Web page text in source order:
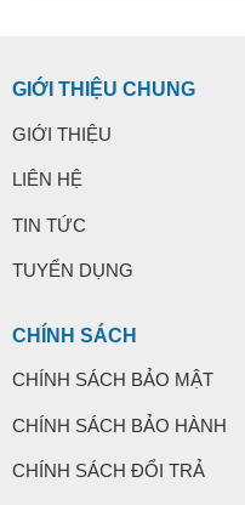
GIỚI THIỆU CHUNG
GIỚI THIỆU
LIÊN HỆ
TIN TỨC
TUYỂN DỤNG
CHÍNH SÁCH
CHÍNH SÁCH BẢO MẬT
CHÍNH SÁCH BẢO HÀNH
CHÍNH SÁCH ĐỔI TRẢ